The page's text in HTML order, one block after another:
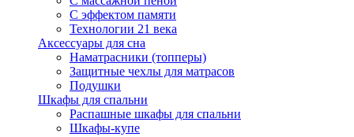
С эффектом памяти
Технологии 21 века
Аксессуары для сна
Наматрасники (топперы)
Защитные чехлы для матрасов
Подушки
Шкафы для спальни
Распашные шкафы для спальни
Шкафы-купе